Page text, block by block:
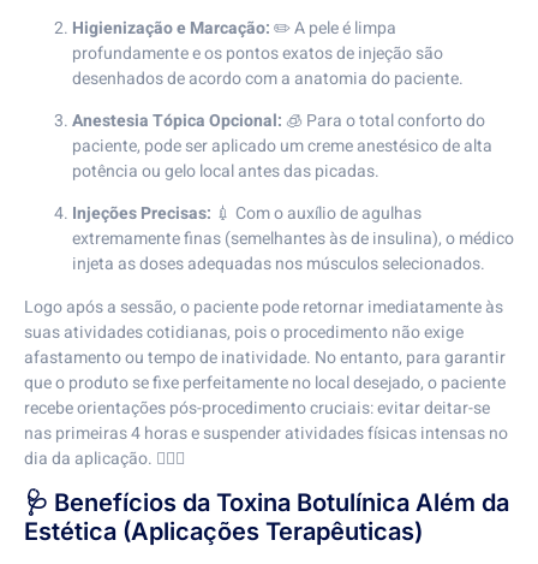
Higienização e Marcação:✏️ A pele é limpa
profundamente e os pontos exatos de injeção são
desenhados de acordo com a anatomia do paciente.
Anestesia Tópica Opcional: 🧊 Para o total conforto do
paciente, pode ser aplicado um creme anestésico de alta
potência ou gelo local antes das picadas.
Injeções Precisas: 💉 Com o auxílio de agulhas
extremamente finas (semelhantes às de insulina), o médico
injeta as doses adequadas nos músculos selecionados.
Logo após a sessão, o paciente pode retornar imediatamente às
suas atividades cotidianas, pois o procedimento não exige
afastamento ou tempo de inatividade. No entanto, para garantir
que o produto se fixe perfeitamente no local desejado, o paciente
recebe orientações pós-procedimento cruciais: evitar deitar-se
nas primeiras 4 horas e suspender atividades físicas intensas no
dia da aplicação. 🏃‍♂️❌
🩺 Benefícios da Toxina Botulínica Além da
Estética (Aplicações Terapêuticas)